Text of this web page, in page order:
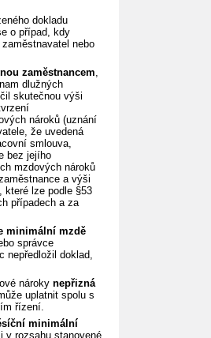
dokladu
o případ, kdy
nebo
zaměstnancem,
dlužných
skutečnou výši
nároků (uznání
že uvedená
smlouva,
bez jejího
mzdových nároků
a výši
které lze podle §53
případech a za
minimální mzdě
správce
nepředložil doklad,
nároky nepřizná
uplatnit spolu s
řízení.
minimální
v rozsahu stanovené